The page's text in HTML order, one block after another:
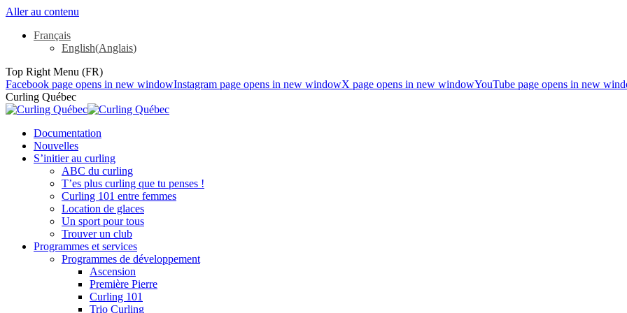
Aller au contenu
Français
English(Anglais)
Top Right Menu (FR)
Facebook page opens in new windowInstagram page opens in new windowX page opens in new windowYouTube page opens in new
Curling Québec
Documentation
Nouvelles
S’initier au curling
ABC du curling
T’es plus curling que tu penses !
Curling 101 entre femmes
Location de glaces
Un sport pour tous
Trouver un club
Programmes et services
Programmes de développement
Ascension
Première Pierre
Curling 101
Trio Curling